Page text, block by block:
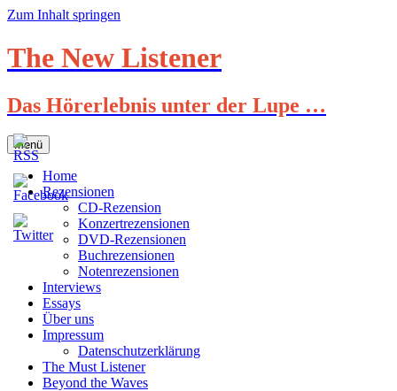
Zum Inhalt springen
The New Listener
Das Hörerlebnis unter der Lupe …
Menü
Home
Rezensionen
CD-Rezension
Konzertrezensionen
DVD-Rezensionen
Buchrezensionen
Notenrezensionen
Interviews
Essays
Über uns
Impressum
Datenschutzerklärung
The Must Listener
Beyond the Waves